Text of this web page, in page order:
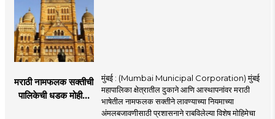
मराठी नामफलक सक्तीची
पालिकेची धडक मोहीम;
मुंबई : (Mumbai Municipal Corporation) मुंबई
महापालिका क्षेत्रातील दुकाने आणि आस्थापनांवर मराठी
भाषेतील नामफलक सक्तीने लावण्याच्या नियमाच्या
अंमलबजावणीसाठी प्रशासनाने राबविलेल्या विशेष मोहिमेचा